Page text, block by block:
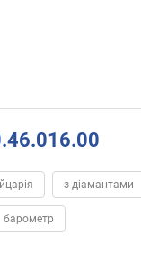
з діамантами
барометр